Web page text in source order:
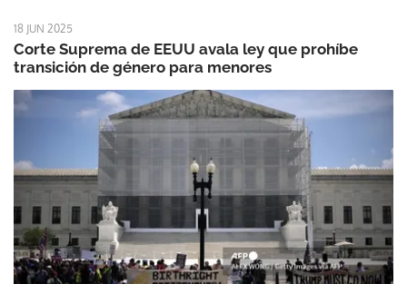
18 JUN 2025
Corte Suprema de EEUU avala ley que prohíbe
transición de género para menores